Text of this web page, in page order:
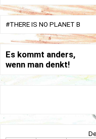
#THERE IS NO PLANET B
Es kommt anders,
wenn man denkt!